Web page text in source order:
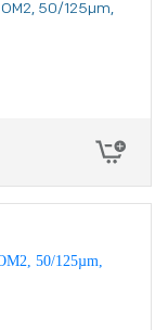
50/125µm,